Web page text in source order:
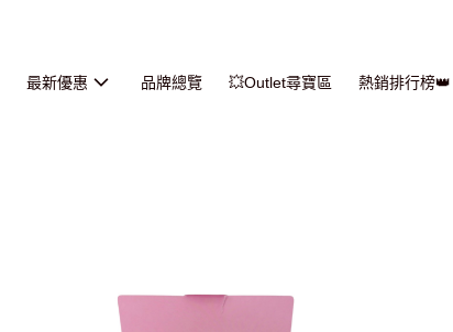
最新優惠 品牌總覽 💥Outlet尋寶區 熱銷排行榜👑